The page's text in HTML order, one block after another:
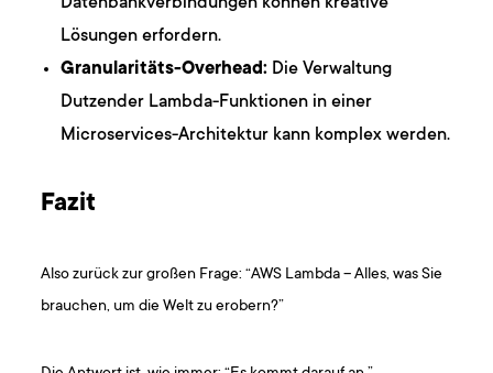
Lösungen erfordern.
Granularitäts-Overhead: Die Verwaltung
Dutzender Lambda-Funktionen in einer
Microservices-Architektur kann komplex werden.
Fazit
Also zurück zur großen Frage: “AWS Lambda – Alles, was Sie
brauchen, um die Welt zu erobern?”